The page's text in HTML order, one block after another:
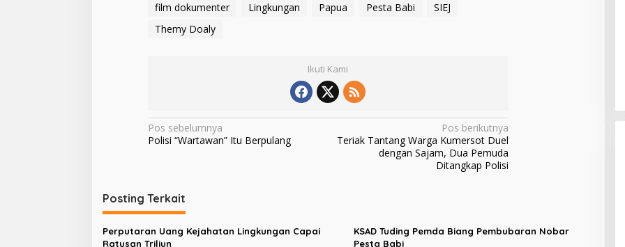
film dokumenter Lingkungan Papua Pesta Babi
SIEJ
Themy Doaly
Ikuti Kami
N
a
i
g
a
Pos sebelumnya
Polisi “Wartawan” Itu Berpulang
Pos berikutnya
Teriak Tantang Warga Kumersot Duel
dengan Sajam, Dua Pemuda
Ditangkap Polisi
Posting Terkait
Perputaran Uang Kejahatan Lingkungan Capai
Ratusan Triliun
KSAD Tuding Pemda Biang Pembubaran Nobar
Pesta Babi
Kader PDI Perjuangan Bitung
Hadirkan Ramlan Ifran di Reses